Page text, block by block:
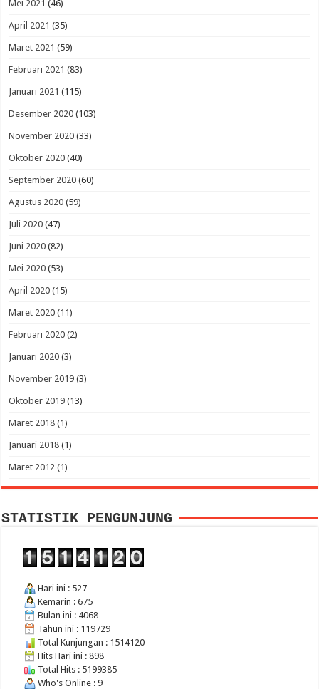
Mei 2021 (46)
April 2021 (35)
Maret 2021 (59)
Februari 2021 (83)
Januari 2021 (115)
Desember 2020 (103)
November 2020 (33)
Oktober 2020 (40)
September 2020 (60)
Agustus 2020 (59)
Juli 2020 (47)
Juni 2020 (82)
Mei 2020 (53)
April 2020 (15)
Maret 2020 (11)
Februari 2020 (2)
Januari 2020 (3)
November 2019 (3)
Oktober 2019 (13)
Maret 2018 (1)
Januari 2018 (1)
Maret 2012 (1)
STATISTIK PENGUNJUNG
Hari ini : 527
Kemarin : 675
Bulan ini : 4068
Tahun ini : 119729
Total Kunjungan : 1514120
Hits Hari ini : 898
Total Hits : 5199385
Who's Online : 9